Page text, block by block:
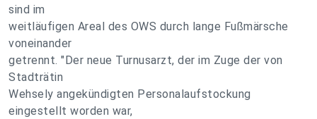
sind im
weitläufigen Areal des OWS durch lange Fußmärsche
voneinander
getrennt. "Der neue Turnusarzt, der im Zuge der von
Stadträtin
Wehsely angekündigten Personalaufstockung
eingestellt worden war,